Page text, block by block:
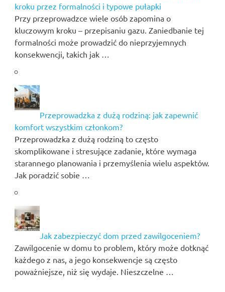
kroku przez formalności i typowe pułapki
Przy przeprowadzce wiele osób zapomina o
kluczowym kroku – przepisaniu gazu. Zaniedbanie tej
formalności może prowadzić do nieprzyjemnych
konsekwencji, takich jak …
Przeprowadzka z dużą rodziną: jak zapewnić
komfort wszystkim członkom?
Przeprowadzka z dużą rodziną to często
skomplikowane i stresujące zadanie, które wymaga
starannego planowania i przemyślenia wielu aspektów.
Jak poradzić sobie …
Jak zabezpieczyć dom przed zawilgoceniem?
Zawilgocenie w domu to problem, który może dotknąć
każdego z nas, a jego konsekwencje są często
poważniejsze, niż się wydaje. Nieszczelne …